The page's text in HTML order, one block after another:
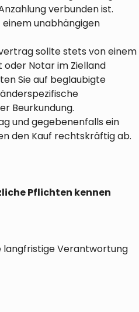
verbunden ist.
einem unabhängigen
sollte stets von einem
Notar im Zielland
Sie auf beglaubigte
Beurkundung.
und gegebenenfalls ein
den Kauf rechtskräftig ab.
Pflichten kennen
langfristige Verantwortung